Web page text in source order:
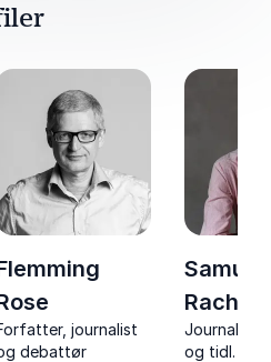
journalist
debattør
Samuel
Rachlin
Journalist,
og tidl.